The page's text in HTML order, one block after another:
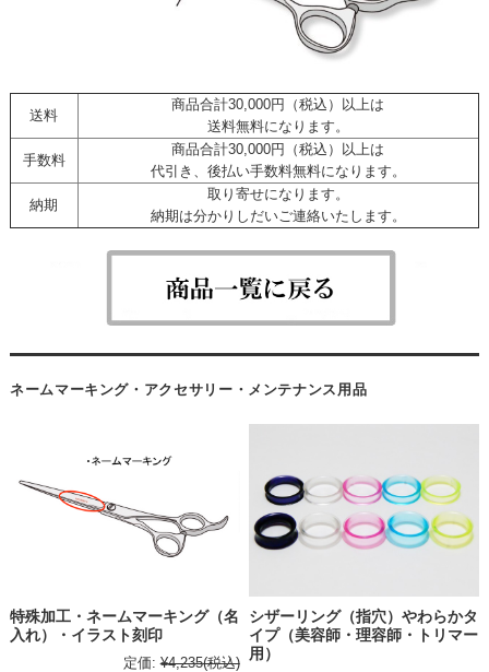
送料
商品合計30,000円（税込）以上は
送料無料になります。
手数料
商品合計30,000円（税込）以上は
代引き、後払い手数料無料になります。
納期
取り寄せになります。
納期は分かりしだいご連絡いたします。
ネームマーキング・アクセサリー・メンテナンス用品
特殊加工・ネームマーキング（名
入れ）・イラスト刻印
定価: ¥4,235(税込)
シザーリング（指穴）やわらかタ
イプ（美容師・理容師・トリマー
用）